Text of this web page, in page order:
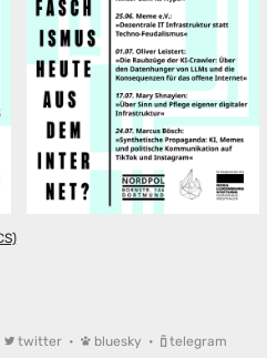
twitter • bluesky • telegram